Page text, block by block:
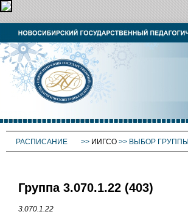
РАСПИСАНИЕ >> ИИГСО >> ВЫБОР ГРУППЫ
Группа 3.070.1.22 (403)
3.070.1.22